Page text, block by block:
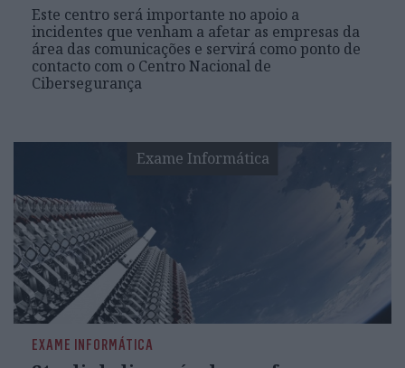
Este centro será importante no apoio a
incidentes que venham a afetar as empresas da
área das comunicações e servirá como ponto de
contacto com o Centro Nacional de
Cibersegurança
Exame Informática
EXAME INFORMÁTICA